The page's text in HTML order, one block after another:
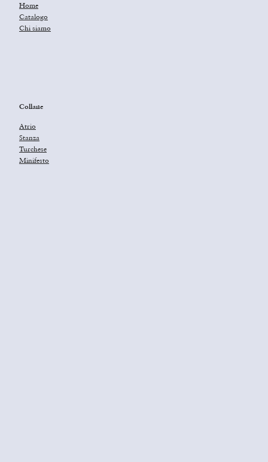
Home
Catalogo
Chi siamo
Collane
Atrio
Stanza
Turchese
Minifesto